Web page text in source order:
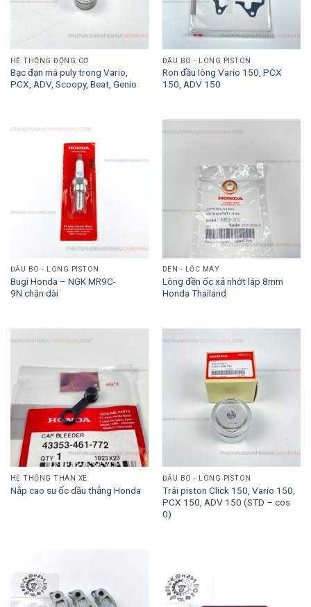
HỆ THỐNG ĐỘNG CƠ
Bạc đạn má puly trong Vario,
PCX, ADV, Scoopy, Beat, Genio
ĐẦU BÒ - LÒNG PISTON
Ron đầu lòng Vario 150, PCX
150, ADV 150
ĐẦU BÒ - LÒNG PISTON
Bugi Honda – NGK MR9C-
9N chân dài
DÊN - LỐC MÁY
Lông đền ốc xả nhớt láp 8mm
Honda Thailand
HỆ THỐNG THÂN XE
Nắp cao su ốc dầu thắng Honda
ĐẦU BÒ - LÒNG PISTON
Trái piston Click 150, Vario 150,
PCX 150, ADV 150 (STD – cos
0)